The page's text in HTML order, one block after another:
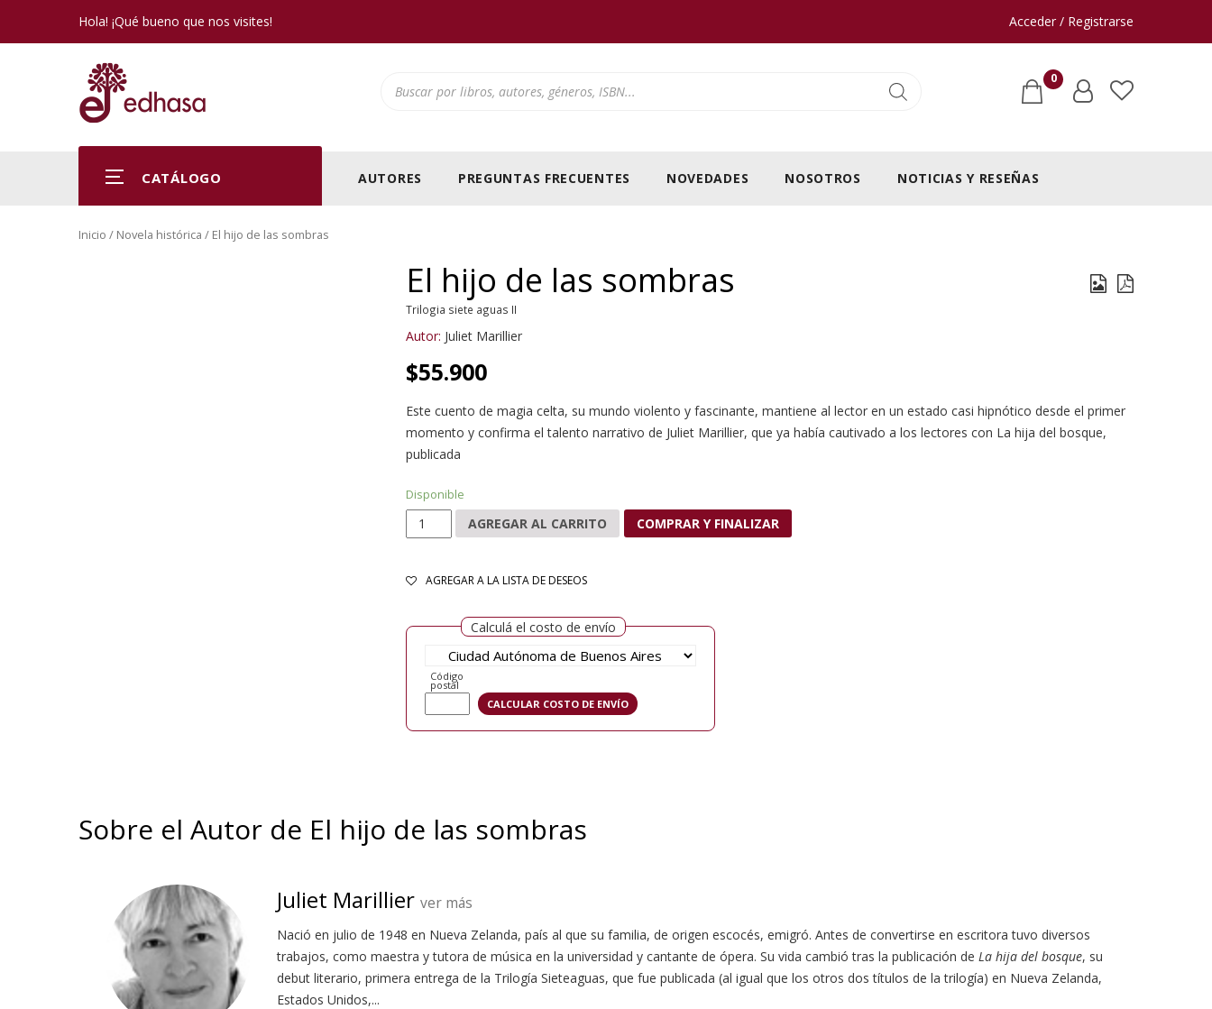
Hola! ¡Qué bueno que nos visites! Acceder / Registrarse
0
CATÁLOGO AUTORES PREGUNTAS FRECUENTES NOVEDADES NOSOTROS NOTICIAS Y RESEÑAS
Inicio / Novela histórica / El hijo de las sombras
El hijo de las sombras
Trilogia siete aguas II
Autor: Juliet Marillier
$55.900
Este cuento de magia celta, su mundo violento y fascinante, mantiene al lector en un estado casi hipnótico desde el primer
momento y confirma el talento narrativo de Juliet Marillier, que ya había cautivado a los lectores con La hija del bosque,
publicada
Disponible
El hijo de las sombras cantidad
AGREGAR AL CARRITO COMPRAR Y FINALIZAR
AGREGAR A LA LISTA DE DESEOS
Calculá el costo de envío
Código
postal
Sobre el Autor de El hijo de las sombras
Juliet Marillier ver más
Nació en julio de 1948 en Nueva Zelanda, país al que su familia, de origen escocés, emigró. Antes de convertirse en escritora tuvo diversos
trabajos, como maestra y tutora de música en la universidad y cantante de ópera. Su vida cambió tras la publicación de La hija del bosque, su
debut literario, primera entrega de la Trilogía Sieteaguas, que fue publicada (al igual que los otros dos títulos de la trilogía) en Nueva Zelanda,
Estados Unidos,...